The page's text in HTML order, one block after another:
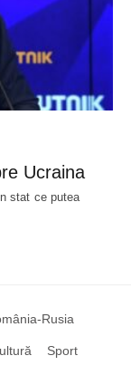
Ucraina
stat ce putea
Rusia
Sport